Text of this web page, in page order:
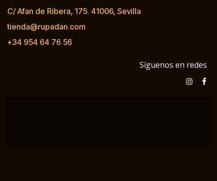
C/ Afan de Ribera, 175. 41006, Sevilla
tienda@rupadan.com
+34 954 64 76 56
Síguenos en redes